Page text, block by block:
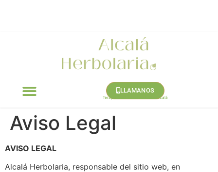
LLAMANOS
Terapias Naturales en Calle Alcalá
Aviso Legal
AVISO LEGAL
Alcalá Herbolaria, responsable del sitio web, en